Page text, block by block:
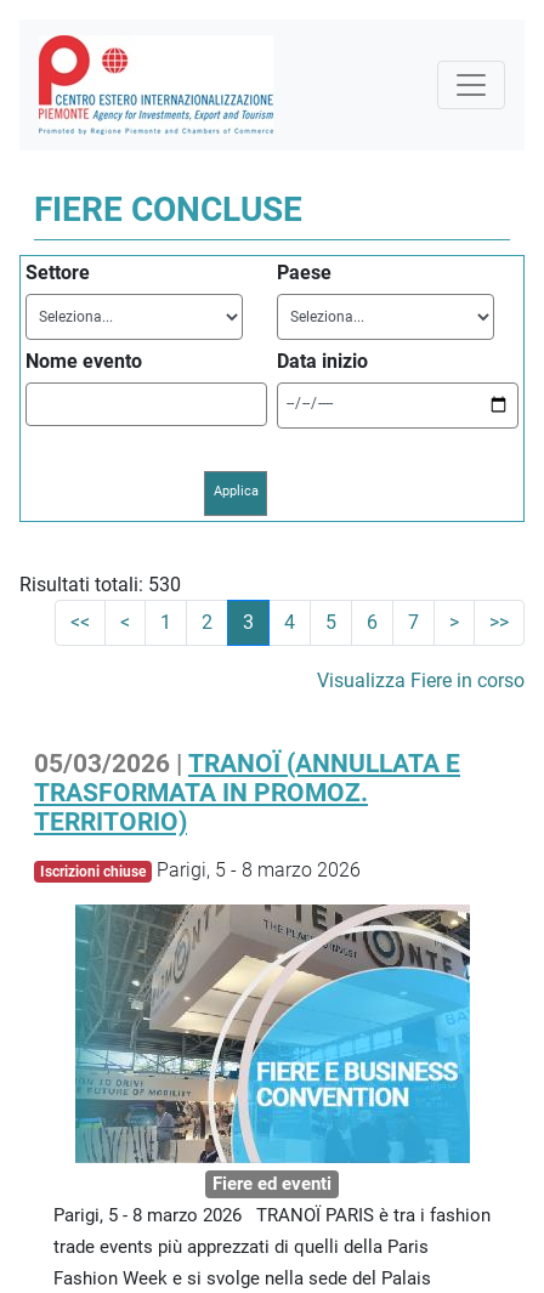
FIERE CONCLUSE
Settore Paese
Nome evento Data inizio
Risultati totali: 530
<<
< 1 2 3 4 5 6 7 > >>
Visualizza Fiere in corso
05/03/2026 | TRANOÏ (ANNULLATA E
TRASFORMATA IN PROMOZ.
TERRITORIO)
Iscrizioni chiuse Parigi, 5 - 8 marzo 2026
Fiere ed eventi
Parigi, 5 - 8 marzo 2026 TRANOÏ PARIS è tra i fashion
trade events più apprezzati di quelli della Paris
Fashion Week e si svolge nella sede del Palais